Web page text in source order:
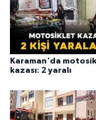
Karaman'da
kazası: 2 yaralı